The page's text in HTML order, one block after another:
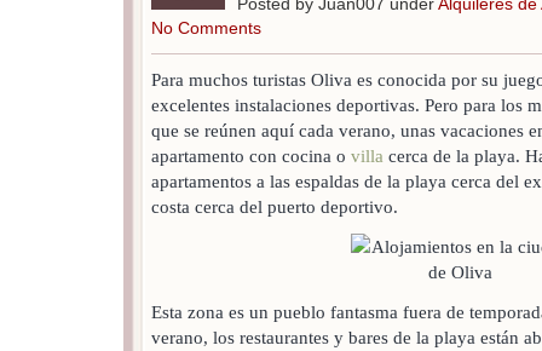
No Comments
Para muchos turistas Oliva es conocida por su
excelentes instalaciones deportivas. Pero para los
que se reúnen aquí cada verano, unas vacaciones
apartamento con cocina o villa cerca de la playa.
apartamentos a las espaldas de la playa cerca del
costa cerca del puerto deportivo.
Esta zona es un pueblo fantasma fuera de
verano, los restaurantes y bares de la playa están